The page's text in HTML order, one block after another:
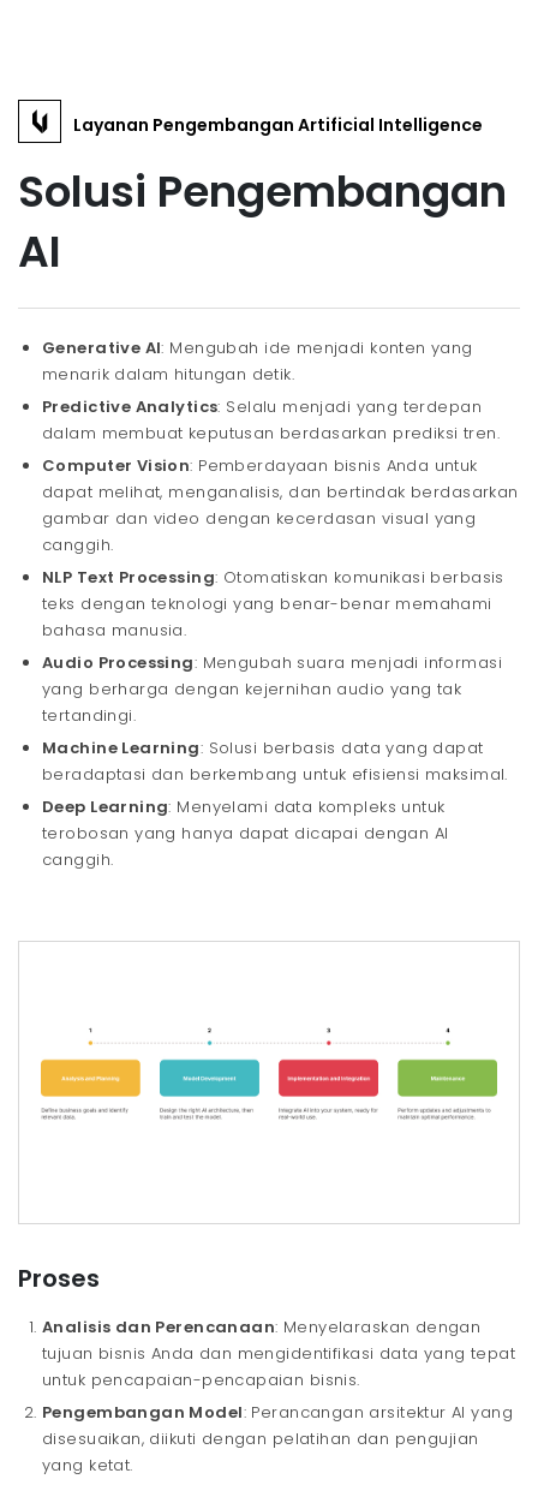
Layanan Pengembangan Artificial Intelligence
Solusi Pengembangan
AI
Generative AI: Mengubah ide menjadi konten yang
menarik dalam hitungan detik.
Predictive Analytics: Selalu menjadi yang terdepan
dalam membuat keputusan berdasarkan prediksi tren.
Computer Vision: Pemberdayaan bisnis Anda untuk
dapat melihat, menganalisis, dan bertindak berdasarkan
gambar dan video dengan kecerdasan visual yang
canggih.
NLP Text Processing: Otomatiskan komunikasi berbasis
teks dengan teknologi yang benar-benar memahami
bahasa manusia.
Audio Processing: Mengubah suara menjadi informasi
yang berharga dengan kejernihan audio yang tak
tertandingi.
Machine Learning: Solusi berbasis data yang dapat
beradaptasi dan berkembang untuk efisiensi maksimal.
Deep Learning: Menyelami data kompleks untuk
terobosan yang hanya dapat dicapai dengan AI
canggih.
Proses
Analisis dan Perencanaan: Menyelaraskan dengan
tujuan bisnis Anda dan mengidentifikasi data yang tepat
untuk pencapaian-pencapaian bisnis.
Pengembangan Model: Perancangan arsitektur AI yang
disesuaikan, diikuti dengan pelatihan dan pengujian
yang ketat.